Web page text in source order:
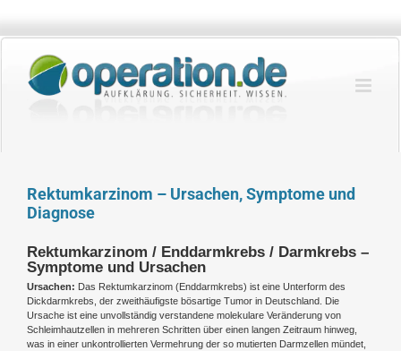
springen
Rektumkarzinom – Ursachen, Symptome und
Diagnose
Rektumkarzinom / Enddarmkrebs / Darmkrebs –
Symptome und Ursachen
Ursachen: Das Rektumkarzinom (Enddarmkrebs) ist eine Unterform des
Dickdarmkrebs, der zweithäufigste bösartige Tumor in Deutschland. Die
Ursache ist eine unvollständig verstandene molekulare Veränderung von
Schleimhautzellen in mehreren Schritten über einen langen Zeitraum hinweg,
was in einer unkontrollierten Vermehrung der so mutierten Darmzellen mündet,